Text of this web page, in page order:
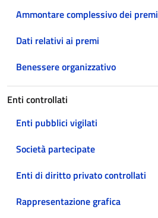
Ammontare complessivo dei premi
Dati relativi ai premi
Benessere organizzativo
Enti controllati
Enti pubblici vigilati
Società partecipate
Enti di diritto privato controllati
Rappresentazione grafica